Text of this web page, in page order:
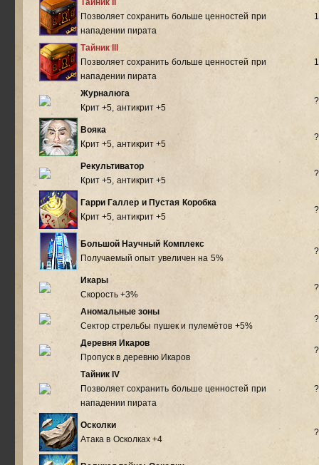
Тайник II
Позволяет сохранить больше ценностей при
нападении пирата
1
Тайник III
Позволяет сохранить больше ценностей при
нападении пирата
1
Журналюга
Крит +5, антикрит +5
?
Вояка
Крит +5, антикрит +5
?
Рекультиватор
Крит +5, антикрит +5
?
Гарри Галлер и Пустая Коробка
Крит +5, антикрит +5
?
Большой Научный Комплекс
Получаемый опыт увеличен на 5%
?
Икары
Скорость +3%
?
Аномальные зоны
Сектор стрельбы пушек и пулемётов +5%
?
Деревня Икаров
Пропуск в деревню Икаров
?
Тайник IV
Позволяет сохранить больше ценностей при
нападении пирата
?
Осколки
Атака в Осколках +4
?